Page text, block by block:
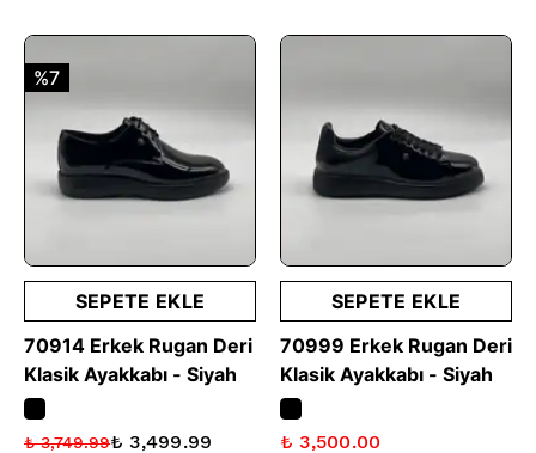
%7
SEPETE EKLE
70914 Erkek Rugan Deri
Klasik Ayakkabı - Siyah
₺ 3,749.99₺ 3,499.99
SEPETE EKLE
70999 Erkek Rugan Deri
Klasik Ayakkabı - Siyah
₺ 3,500.00